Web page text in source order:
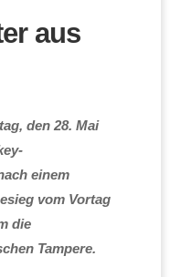
aus
den 28. Mai
einem
vom Vortag
die
Tampere.